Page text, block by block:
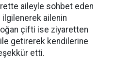
aileyle sohbet eden
ilgilenerek ailenin
çifti ise ziyaretten
getirerek kendilerine
etti.